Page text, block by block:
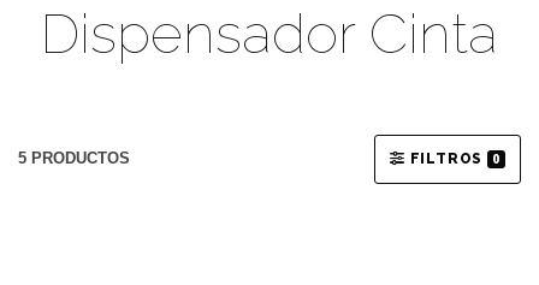
Dispensador Cinta
5 PRODUCTOS FILTROS 0